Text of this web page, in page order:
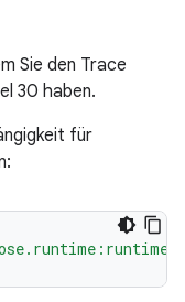
Sie den Trace
30 haben.
für